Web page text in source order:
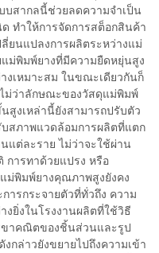
บสากลนี้ช่วยลดความจำเป็น
ทำให้การจัดการสต็อกสินค้า
ยนแปลงการผลิตระหว่างแม่
ม่พิมพ์ยางที่มีความยืดหยุ่นสูง
งเหมาะสม ในขณะเดียวกันก็
ม่ว่าลักษณะของวัสดุแม่พิมพ์
สูงเหล่านี้ยังสามารถปรับตัว
สภาพแวดล้อมการผลิตที่แตก
แต่ละราย ไม่ว่าจะใช้ผ่าน
ารทาด้วยแปรง หรือ
ม่พิมพ์ยางคุณภาพสูงยังคง
ารกระจายตัวที่ทั่วถึง ความ
ยิ่งในโรงงานผลิตที่ใช้วิธี
ขาคณิตของชิ้นส่วนและรูป
ล่าวยังขยายไปถึงความเข้า